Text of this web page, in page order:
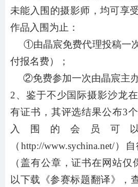
未能入围的摄影师，均可享
作品入围为止：
①由晶宸免费代理投稿一
付报名费）；
②免费参加一次由晶宸主
2、鉴于不少国际摄影沙龙
有证书，其评选结果公布3
入围的会员可
（http://www.sychina.net/）
（盖有公章，证书在网站
以下载《参赛标题翻译》，